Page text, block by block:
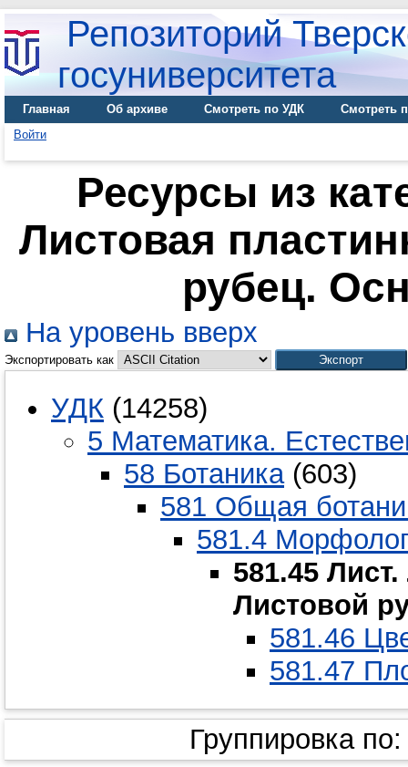
Репозиторий
госуниверситета
Главная Об архиве Смотреть по УДК
Смотреть
Войти
Ресурсы из
Листовая
рубец.
На уровень вверх
Экспортировать как
УДК (14258)
5 Математика.
58 Ботаника(603)
581 Общая
581.4
581.45
Листовой
581.46
581.47
Группировка